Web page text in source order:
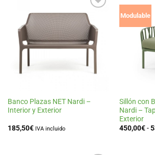
Añadir
a la
lista
de
deseos
Banco Plazas NET Nardi –
Interior y Exterior
185,50€ IVA incluido
Modulable
Sillón con
Nardi –
Exterior
450,00€ -